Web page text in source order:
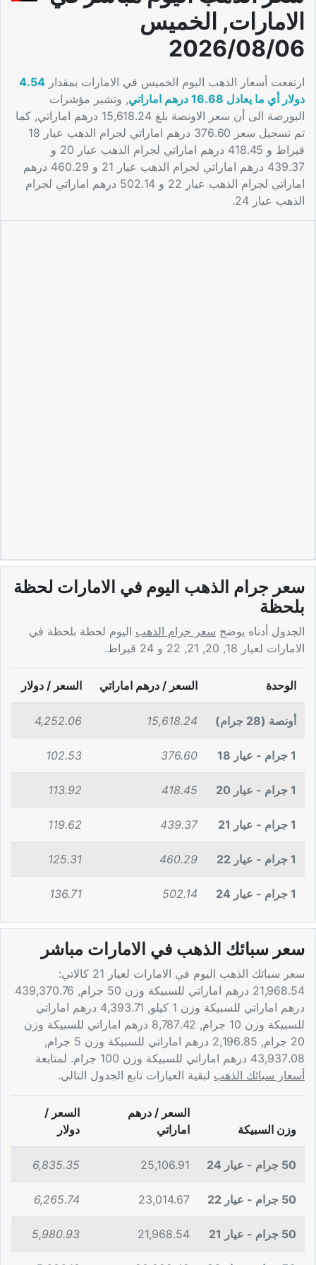
الامارات, الخميس
2026/08/06
ارتفعت أسعار الذهب اليوم الخميس في الامارات بمقدار 4.54
دولار أي ما يعادل 16.68 درهم اماراتي
, وتشير مؤشرات
البورصة الى أن سعر الاونصة بلغ 15,618.24 درهم اماراتي, كما
تم تسجيل سعر 376.60 درهم اماراتي لجرام الذهب عيار 18
قيراط و 418.45 درهم اماراتي لجرام الذهب عيار 20 و
439.37 درهم اماراتي لجرام الذهب عيار 21 و 460.29 درهم
اماراتي لجرام الذهب عيار 22 و 502.14 درهم اماراتي لجرام
الذهب عيار 24.
سعر جرام الذهب اليوم في الامارات لحظة
بلحظة
الجدول أدناه يوضح سعر جرام الذهب اليوم لحظة بلحظة في
الامارات لعيار 18, 20, 21, 22 و 24 قيراط.
الوحدة السعر / درهم اماراتي السعر / دولار
أونصة (28 جرام) 15,618.24
4,252.06
1 جرام - عيار 18 376.60
102.53
1 جرام - عيار 20 418.45
113.92
1 جرام - عيار 21 439.37
119.62
1 جرام - عيار 22 460.29
125.31
1 جرام - عيار 24 502.14
136.71
سعر سبائك الذهب في الامارات مباشر
سعر سبائك الذهب اليوم في الامارات لعيار 21 كالاتي:
21,968.54 درهم اماراتي للسبيكة وزن 50 جرام, 439,370.76
درهم اماراتي للسبيكة وزن 1 كيلو, 4,393.71 درهم اماراتي
للسبيكة وزن 10 جرام, 8,787.42 درهم اماراتي للسبيكة وزن
20 جرام, 2,196.85 درهم اماراتي للسبيكة وزن 5 جرام,
43,937.08 درهم اماراتي للسبيكة وزن 100 جرام. لمتابعة
أسعار سبائك الذهب لبقية العيارات تابع الجدول التالي.
وزن السبيكة
السعر / درهم
اماراتي
السعر /
دولار
50 جرام - عيار 24 25,106.91
6,835.35
50 جرام - عيار 22 23,014.67
6,265.74
50 جرام - عيار 21 21,968.54
5,980.93